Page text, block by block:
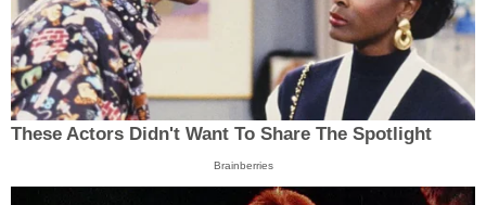
These Actors Didn't Want To Share The Spotlight
Brainberries